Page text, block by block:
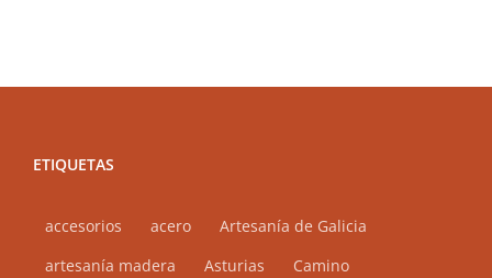
ETIQUETAS
accesorios acero
Artesanía de Galicia
artesanía madera
Asturias
Camino